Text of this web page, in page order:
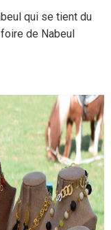
qui se tient du
de Nabeul